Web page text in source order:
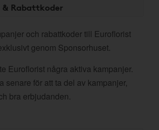
Rabattkoder
och rabattkoder till Euroflorist
genom Sponsorhuset.
Euroflorist några aktiva kampanjer.
senare för att ta del av kampanjer,
bra erbjudanden.